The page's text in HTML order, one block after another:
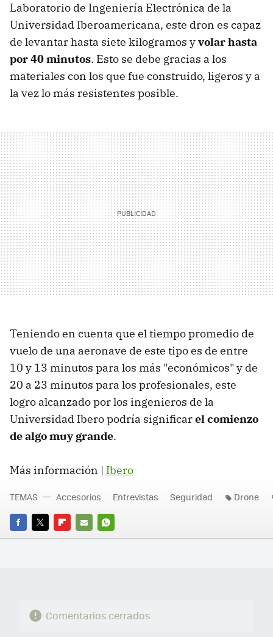
Laboratorio de Ingeniería Electrónica de la
Universidad Iberoamericana, este dron es capaz
de levantar hasta siete kilogramos yvolar hasta
por 40 minutos. Esto se debe gracias a los
materiales con los que fue construido, ligeros y a
la vez lo más resistentes posible.
Teniendo en cuenta que el tiempo promedio de
vuelo de una aeronave de este tipo es de entre
10 y 13 minutos para los más "económicos" y de
20 a 23 minutos para los profesionales, este
logro alcanzado por los ingenieros de la
Universidad Ibero podría significarel comienzo
de algo muy grande.
Más información | Ibero
FACEBOOK
TWITTERFLIPBOARD
E-
WHATSAPP
TEMAS Accesorios Entrevistas Seguridad Drone
Comentarios cerrados